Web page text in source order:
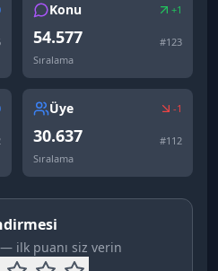
Konu +1
54.577 #123
Sıralama
Üye -1
30.637 #112
Sıralama
ilk puanı siz verin